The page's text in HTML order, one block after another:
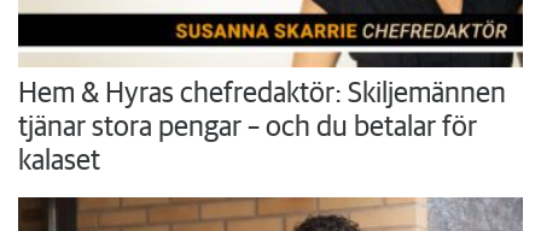
Hem & Hyras chefredaktör: Skiljemännen
tjänar stora pengar – och du betalar för
kalaset